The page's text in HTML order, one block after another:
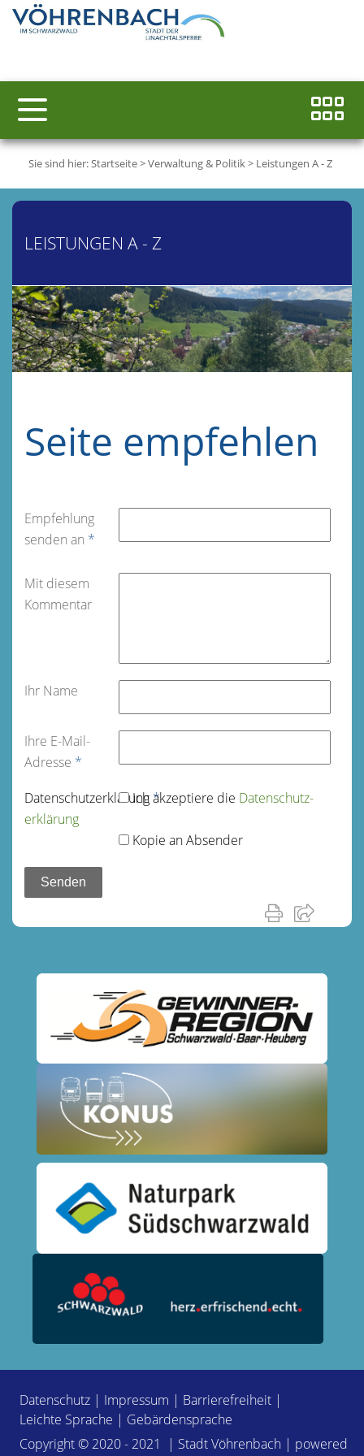
Sie sind hier:Startseite>Verwaltung & Politik> Leistungen A - Z
LEISTUNGEN A - Z
Seite empfehlen
Empfehlung
senden an *
Mit diesem
Kommentar
Ihr Name
Ihre E-Mail-
Adresse *
Datenschutz­erklärung*
Ich akzeptiere die Datenschutz­
erklärung
Kopie an Absender
Datenschutz | Impressum | Barrierefreiheit |
Leichte Sprache | Gebärdensprache
Copyright © 2020 - 2021 | Stadt Vöhrenbach | powered